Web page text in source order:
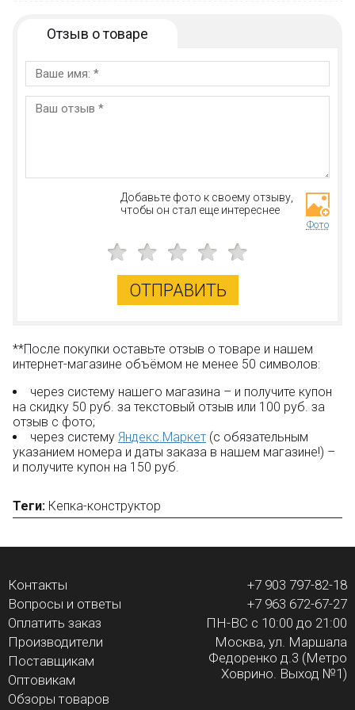
Отзыв о товаре
Добавьте фото к своему отзыву,
чтобы он стал еще интереснее
Фото
ОТПРАВИТЬ
**После покупки оставьте отзыв о товаре и нашем
интернет-магазине объёмом не менее 50 символов:
через систему нашего магазина – и получите купон
на скидку 50 руб. за текстовый отзыв или 100 руб. за
отзыв с фото;
через систему Яндекс.Маркет (с обязательным
указанием номера и даты заказа в нашем магазине!) –
и получите купон на 150 руб.
Теги: Кепка-конструктор
Контакты
Вопросы и ответы
Оплатить заказ
Производители
Поставщикам
Оптовикам
Обзоры товаров
+7 903 797-82-18
+7 963 672-67-27
ПН-ВС с 10:00 до 21:00
Москва, ул. Маршала
Федоренко д.3 (Метро
Ховрино. Выход №1)